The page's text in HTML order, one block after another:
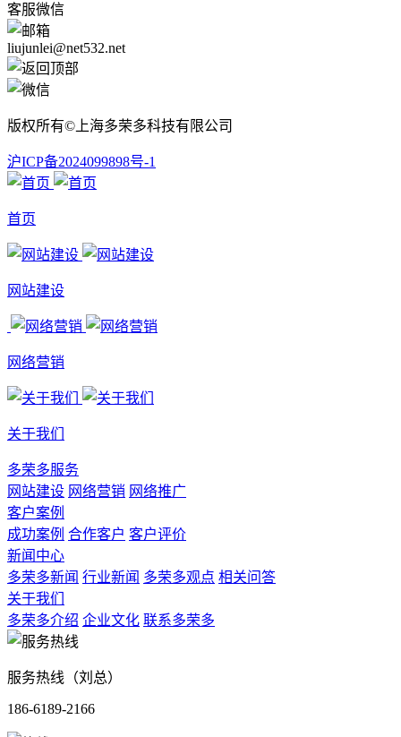
客服微信
liujunlei@net532.net
版权所有©上海多荣多科技有限公司
沪ICP备2024099898号-1
首页
网站建设
网络营销
关于我们
多荣多服务
网站建设 网络营销 网络推广
客户案例
成功案例 合作客户 客户评价
新闻中心
多荣多新闻 行业新闻 多荣多观点 相关问答
关于我们
多荣多介绍 企业文化 联系多荣多
服务热线（刘总）
186-6189-2166